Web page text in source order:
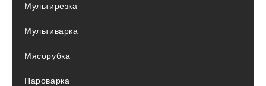
Мультирезка
Мультиварка
Мясорубка
Пароварка